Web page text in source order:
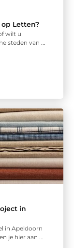
Letten?
wilt u
steden van ...
in
in Apeldoorn
je hier aan ...